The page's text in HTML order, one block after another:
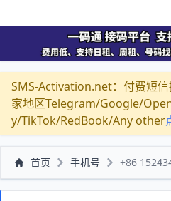
SMS-Activation.net：付费短
家地区Telegram/Google/
y/TikTok/RedBook/Any other
首页 手机号 +86